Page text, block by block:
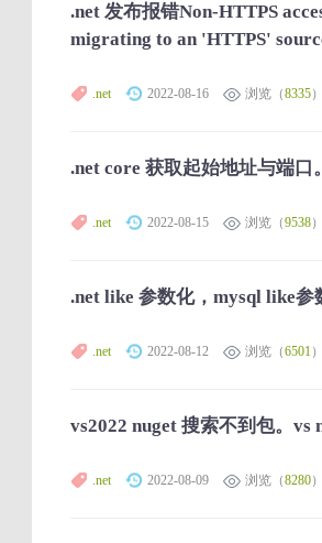
.net 发布报错Non-HTTPS
migrating to an 'HTTPS'
.net 2022-08-16 浏览（8335）
.net core 获取起始地址与端
.net 2022-08-15 浏览（9538）
.net like 参数化，mysql like
.net 2022-08-12 浏览（6501）
vs2022 nuget 搜索不到包。vs
.net 2022-08-09 浏览（8280）